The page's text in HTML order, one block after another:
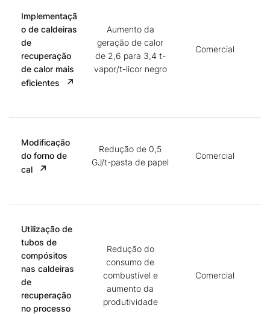
Implementaçã
o de caldeiras
de
recuperação
de calor mais
eficientes
Aumento da
geração de calor
de 2,6 para 3,4 t-
vapor/t-licor negro
Comercial
Modificação
do forno de
cal
Redução de 0,5
GJ/t-pasta de papel
Comercial
Utilização de
tubos de
compósitos
nas caldeiras
de
recuperação
no processo
Redução do
consumo de
combustível e
aumento da
produtividade
Comercial